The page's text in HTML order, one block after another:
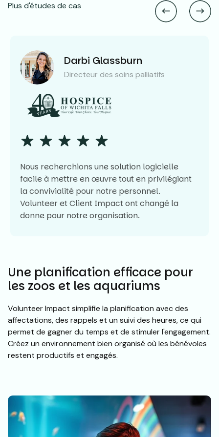
Plus d'études de cas
Darbi Glassburn
Directeur des soins palliatifs
Nous recherchions une solution logicielle
facile à mettre en œuvre tout en privilégiant
la convivialité pour notre personnel.
Volunteer et Client Impact ont changé la
donne pour notre organisation.
Une planification efficace pour
les zoos et les aquariums
Volunteer Impact simplifie la planification avec des
affectations, des rappels et un suivi des heures, ce qui
permet de gagner du temps et de stimuler l'engagement.
Créez un environnement bien organisé où les bénévoles
restent productifs et engagés.